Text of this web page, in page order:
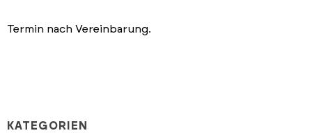
Termin nach Vereinbarung.
KATEGORIEN